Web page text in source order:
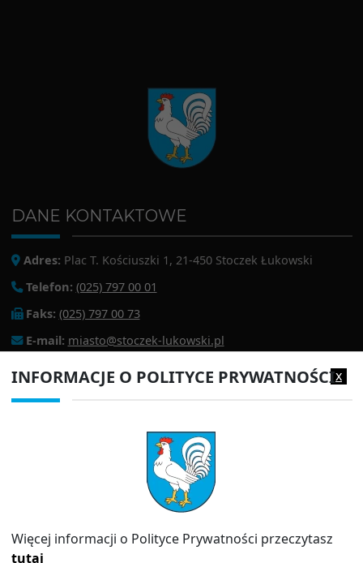
DANE KONTAKTOWE
Adres: Plac T. Kościuszki 1, 21-450 Stoczek Łukowski
Telefon: (025) 797 00 01
Faks: (025) 797 00 73
E-mail: miasto@stoczek-lukowski.pl
PRZYDATNE LINKI
Polityka prywatności
Informator
x
INFORMACJE O POLITYCE PRYWATNOŚCI
Więcej informacji o Polityce Prywatności przeczytasz
tutaj